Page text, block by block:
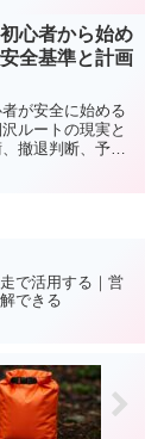
心者から始め
全基準と計画
が安全に始める
ルートの現実と
撤退判断、予約
で活用する｜営
できる